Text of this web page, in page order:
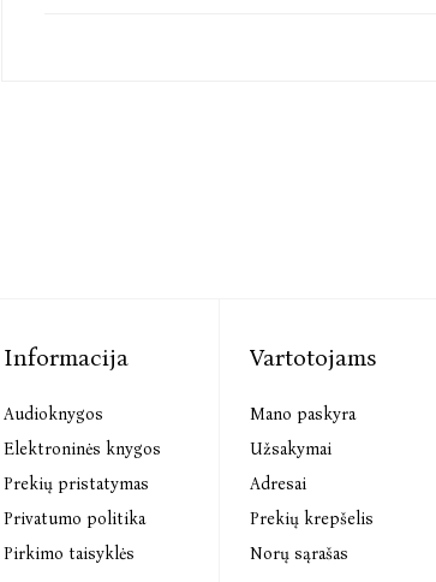
Informacija
Audioknygos
Elektroninės knygos
Prekių pristatymas
Privatumo politika
Pirkimo taisyklės
Vartotojams
Mano paskyra
Užsakymai
Adresai
Prekių krepšelis
Norų sąrašas